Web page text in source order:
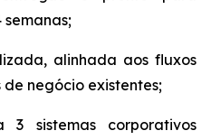
alinhada aos fluxos
negócio existentes;
sistemas corporativos